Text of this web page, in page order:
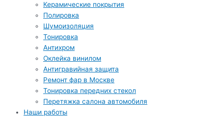
Керамические покрытия
Полировка
Шумоизоляция
Тонировка
Антихром
Оклейка винилом
Антигравийная защита
Ремонт фар в Москве
Тонировка передних стекол
Перетяжка салона автомобиля
Наши работы